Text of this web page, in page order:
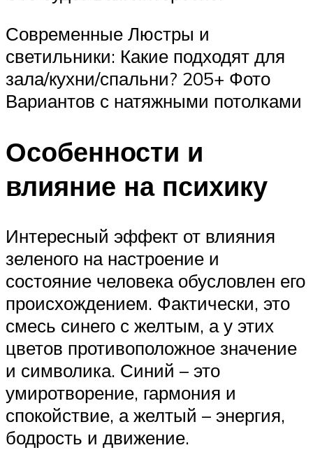
Современные Люстры и
светильники: Какие подходят для
зала/кухни/спальни? 205+ Фото
Вариантов с натяжными потолками
Особенности и
влияние на психику
Интересный эффект от влияния
зеленого на настроение и
состояние человека обусловлен его
происхождением. Фактически, это
смесь синего с желтым, а у этих
цветов противоположное значение
и символика. Синий – это
умиротворение, гармония и
спокойствие, а желтый – энергия,
бодрость и движение.